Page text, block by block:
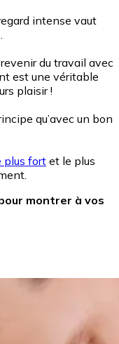
intense vaut
revenir du travail avec
est une véritable
plaisir !
qu’avec un bon
plus fortet le plus
montrer à vos